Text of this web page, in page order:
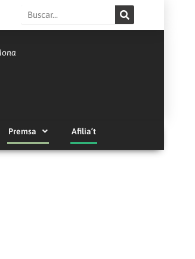
Search
Premsa Afilia’t